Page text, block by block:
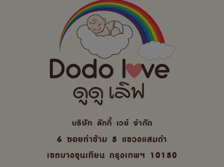
บริษัท ลักกี้ เวย์ จํากัด
6 ซอยท่าข้าม 5 แขวงแสมดำ
เขตบางขุนเทียน กรุงเทพฯ 10150